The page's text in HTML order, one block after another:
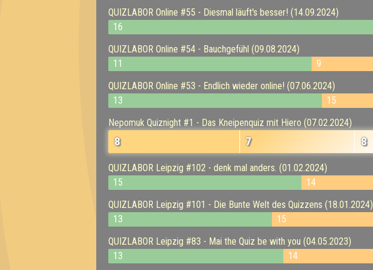
QUIZLABOR Online #55 - Diesmal läuft's besser! (14.09.2024)
16
QUIZLABOR Online #54 - Bauchgefühl (09.08.2024)
11
9
QUIZLABOR Online #53 - Endlich wieder online! (07.06.2024)
13
15
Nepomuk Quiznight #1 - Das Kneipenquiz mit Hiero (07.02.2024)
8 7 8
QUIZLABOR Leipzig #102 - denk mal anders. (01.02.2024)
15
14
QUIZLABOR Leipzig #101 - Die Bunte Welt des Quizzens (18.01.2024)
13
15
QUIZLABOR Leipzig #83 - Mai the Quiz be with you (04.05.2023)
13
14